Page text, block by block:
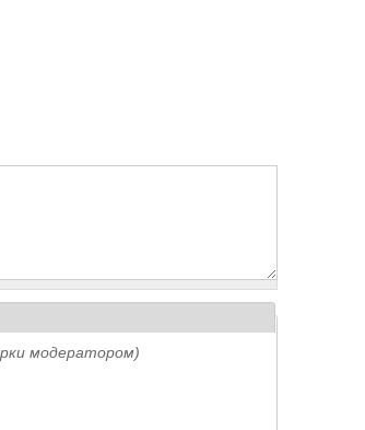
модератором)